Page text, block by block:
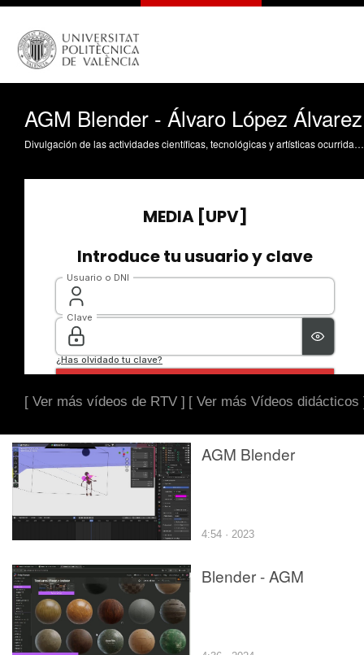
AGM Blender - Álvaro López Álvarez
Divulgación de las actividades científicas, tecnológicas y artísticas ocurridas en los tres campus de la UPV
[ Ver más vídeos de RTV ] [ Ver más Vídeos didácticos
AGM Blender
4:54 · 2023
Blender - AGM